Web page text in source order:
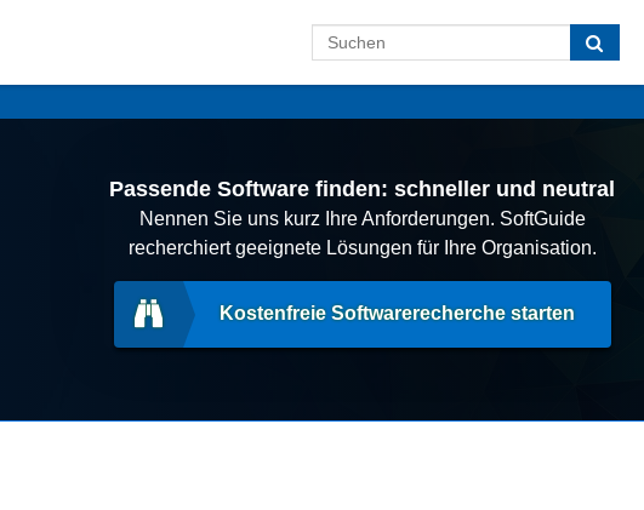
Passende Software finden: schneller und neutral
Nennen Sie uns kurz Ihre Anforderungen. SoftGuide
recherchiert geeignete Lösungen für Ihre Organisation.
Kostenfreie Softwarerecherche starten